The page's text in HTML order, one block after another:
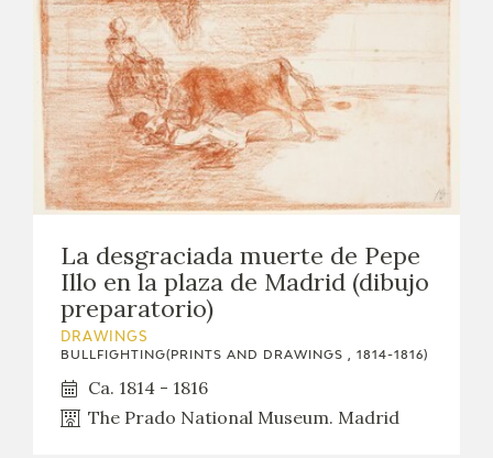
La desgraciada muerte de Pepe
Illo en la plaza de Madrid (dibujo
preparatorio)
DRAWINGS
BULLFIGHTING(PRINTS AND DRAWINGS , 1814-1816)
Ca. 1814 - 1816
The Prado National Museum. Madrid